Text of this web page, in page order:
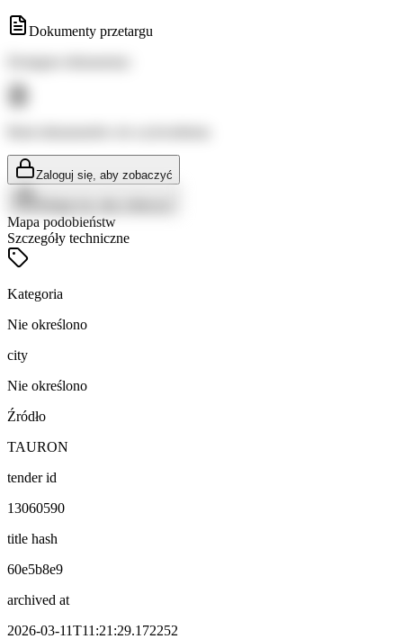
Dokumenty przetargu
Zaloguj się, aby zobaczyć
Mapa podobieństw
Szczegóły techniczne
Kategoria
Nie określono
city
Nie określono
Źródło
TAURON
tender id
13060590
title hash
60e5b8e9
archived at
2026-03-11T11:21:29.172252